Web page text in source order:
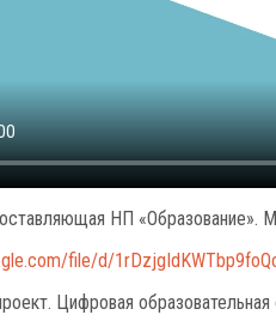
НП «Образование».
file/d/
Цифровая образовательная